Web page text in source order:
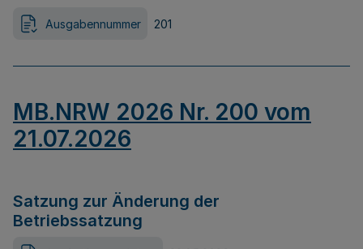
Ausgabennummer 201
MB.NRW 2026 Nr. 200 vom
21.07.2026
Satzung zur Änderung der
Betriebssatzung